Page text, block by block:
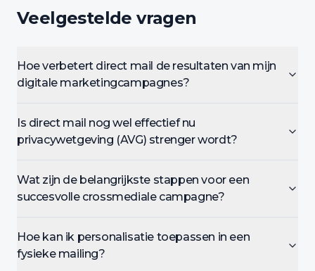
Veelgestelde vragen
Hoe verbetert direct mail de resultaten van mijn
digitale marketingcampagnes?
Is direct mail nog wel effectief nu
privacywetgeving (AVG) strenger wordt?
Wat zijn de belangrijkste stappen voor een
succesvolle crossmediale campagne?
Hoe kan ik personalisatie toepassen in een
fysieke mailing?